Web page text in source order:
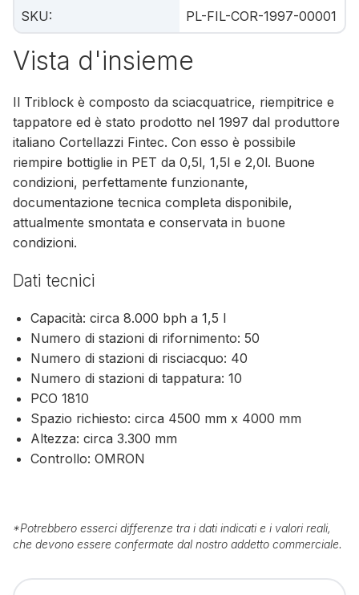
SKU: PL-FIL-COR-1997-00001
Vista d'insieme
Il Triblock è composto da sciacquatrice, riempitrice e
tappatore ed è stato prodotto nel 1997 dal produttore
italiano Cortellazzi Fintec. Con esso è possibile
riempire bottiglie in PET da 0,5l, 1,5l e 2,0l. Buone
condizioni, perfettamente funzionante,
documentazione tecnica completa disponibile,
attualmente smontata e conservata in buone
condizioni.
Dati tecnici
Capacità: circa 8.000 bph a 1,5 l
Numero di stazioni di rifornimento: 50
Numero di stazioni di risciacquo: 40
Numero di stazioni di tappatura: 10
PCO 1810
Spazio richiesto: circa 4500 mm x 4000 mm
Altezza: circa 3.300 mm
Controllo: OMRON
*Potrebbero esserci differenze tra i dati indicati e i valori reali,
che devono essere confermate dal nostro addetto commerciale.